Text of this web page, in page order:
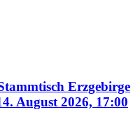
Erzgebirge
August 2026, 17:00